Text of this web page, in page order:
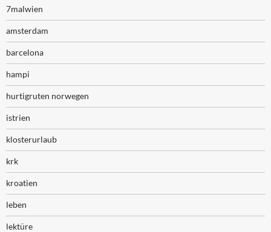
7malwien
amsterdam
barcelona
hampi
hurtigruten norwegen
istrien
klosterurlaub
krk
kroatien
leben
lektüre